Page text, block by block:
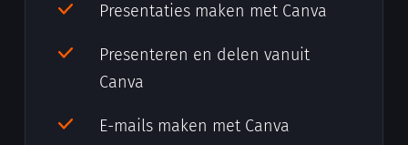
Presentaties maken met Canva
Presenteren en delen vanuit
Canva
E-mails maken met Canva